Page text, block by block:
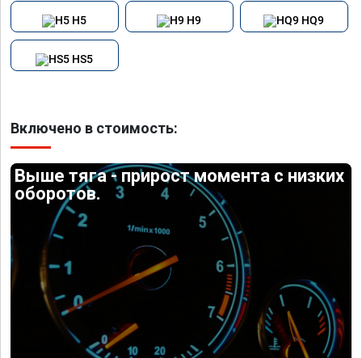
H5 H9 HQ9
HS5
Включено в стоимость:
Выше тяга - прирост момента с низких
оборотов.